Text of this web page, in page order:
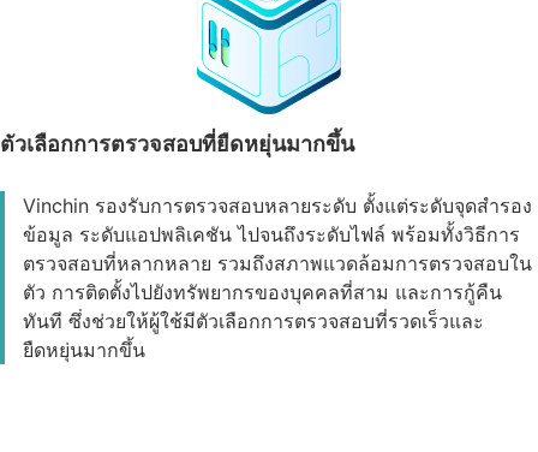
ตัวเลือกการตรวจสอบที่ยืดหยุ่นมากขึ้น
Vinchin รองรับการตรวจสอบหลายระดับ ตั้งแต่ระดับจุดสำรอง
ข้อมูล ระดับแอปพลิเคชัน ไปจนถึงระดับไฟล์ พร้อมทั้งวิธีการ
ตรวจสอบที่หลากหลาย รวมถึงสภาพแวดล้อมการตรวจสอบใน
ตัว การติดตั้งไปยังทรัพยากรของบุคคลที่สาม และการกู้คืน
ทันที ซึ่งช่วยให้ผู้ใช้มีตัวเลือกการตรวจสอบที่รวดเร็วและ
ยืดหยุ่นมากขึ้น